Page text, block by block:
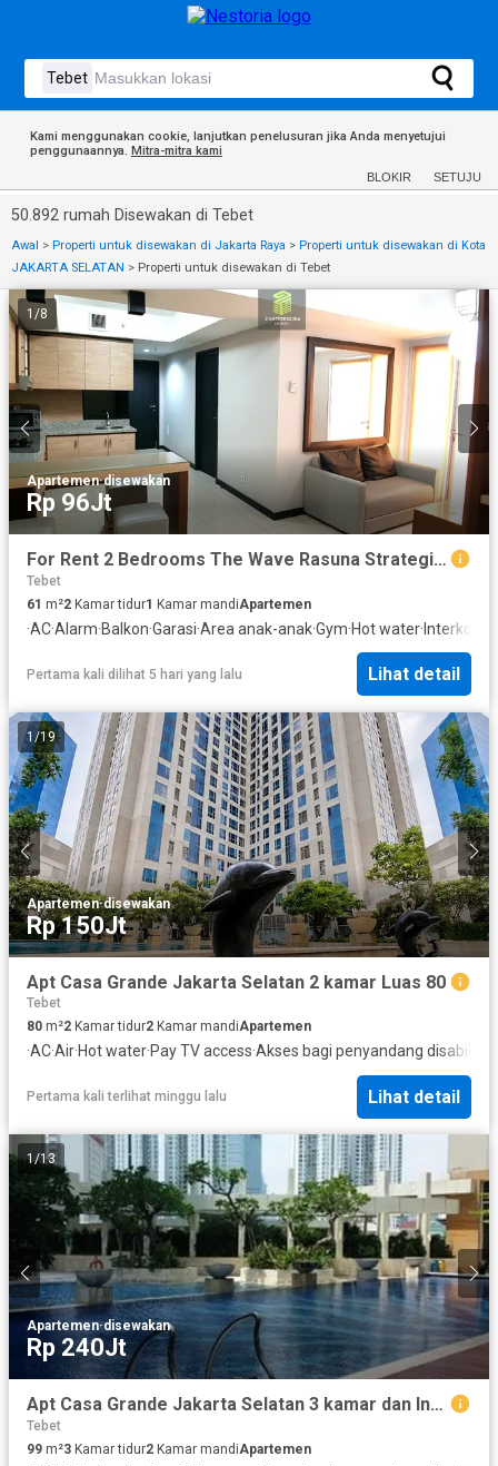
Kami menggunakan cookie, lanjutkan penelusuran jika Anda menyetujui
penggunaannya. Mitra-mitra kami
BLOKIR SETUJU
50.892 rumah Disewakan di Tebet
Awal > Properti untuk disewakan di Jakarta Raya > Properti untuk disewakan di Kota
JAKARTA SELATAN > Properti untuk disewakan di Tebet
1 /8
Apartemen·disewakan
Rp 96Jt
For Rent 2 Bedrooms The Wave Rasuna Strategic Location South Jakarta
Tebet
61 m²2 Kamar tidur1 Kamar mandiApartemen
·AC·Alarm·Balkon·Garasi·Area anak-anak·Gym·Hot water· Interkom
Pertama kali dilihat 5 hari yang lalu Lihat detail
1 /19
Apartemen·disewakan
Rp 150Jt
Apt Casa Grande Jakarta Selatan 2 kamar Luas 80
Tebet
80 m²2 Kamar tidur2 Kamar mandiApartemen
·AC·Air·Hot water·Pay TV access·Akses bagi penyandang disabilitas
Pertama kali terlihat minggu lalu Lihat detail
1/13
Apartemen·disewakan
Rp 240Jt
Apt Casa Grande Jakarta Selatan 3 kamar dan Interior nya Bagus banget
Tebet
99 m²3 Kamar tidur2 Kamar mandiApartemen